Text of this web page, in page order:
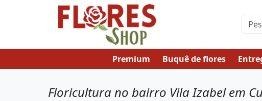
Premium Buquê de flores
Floricultura no bairro Vila Izabel em